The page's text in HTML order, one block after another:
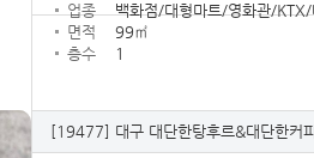
업종
백화점/대형마트/영화관/
면적
99㎡
층수
1
[19477] 대구 대단한탕후르&대단한커